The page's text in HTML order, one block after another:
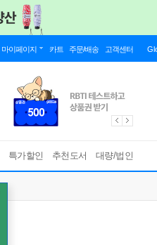
마이페이지 카트 주문/배송 고객센터
특가할인 추천도서 대량/법인